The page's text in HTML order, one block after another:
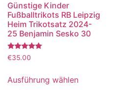
Günstige Kinder
Fußballtrikots RB Leipzig
Heim Trikotsatz 2024-
25 Benjamin Sesko 30
Bewertet
mit
von 5
€35.00
Ausführung wählen